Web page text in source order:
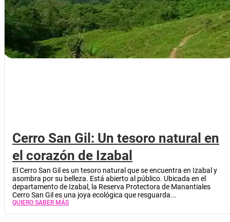
Cerro San Gil: Un tesoro natural en
el corazón de Izabal
El Cerro San Gil es un tesoro natural que se encuentra en Izabal y
asombra por su belleza. Está abierto al público. Ubicada en el
departamento de Izabal, la Reserva Protectora de Manantiales
Cerro San Gil es una joya ecológica que resguarda...
QUIERO SABER MÁS